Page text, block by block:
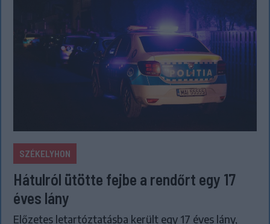
SZÉKELYHON
Hátulról ütötte fejbe a rendőrt egy 17
éves lány
Előzetes letartóztatásba került egy 17 éves lány,